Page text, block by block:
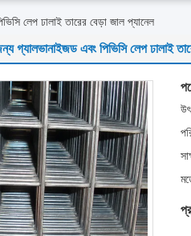
লেপ ঢালাই তারের বেড়া জাল প্যানেল
গ্যালভানাইজড এবং পিভিসি লেপ ঢালাই